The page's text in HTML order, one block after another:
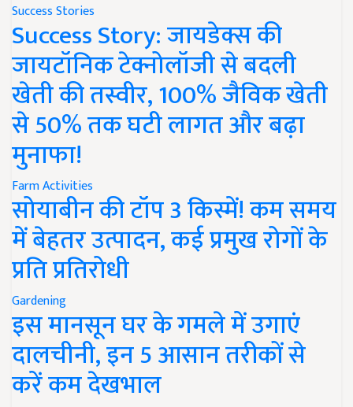
Success Stories
Success Story: जायडेक्स की
जायटॉनिक टेक्नोलॉजी से बदली
खेती की तस्वीर, 100% जैविक खेती
से 50% तक घटी लागत और बढ़ा
मुनाफा!
Farm Activities
सोयाबीन की टॉप 3 किस्में! कम समय
में बेहतर उत्पादन, कई प्रमुख रोगों के
प्रति प्रतिरोधी
Gardening
इस मानसून घर के गमले में उगाएं
दालचीनी, इन 5 आसान तरीकों से
करें कम देखभाल